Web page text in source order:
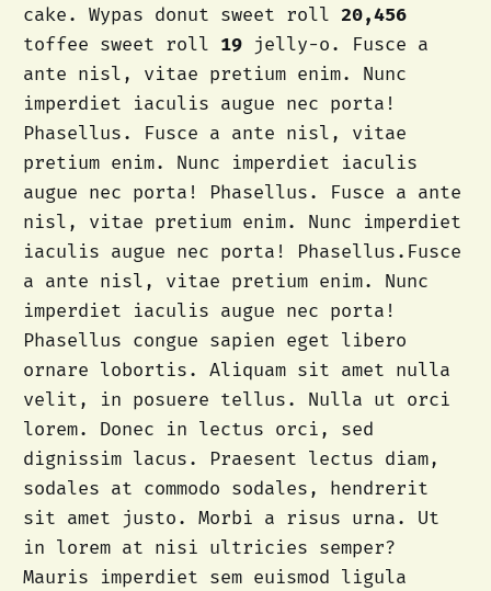
cake. Wypas donut sweet roll 20,456
toffee sweet roll 19jelly-o. Fusce a
ante nisl, vitae pretium enim. Nunc
imperdiet iaculis augue nec porta!
Phasellus. Fusce a ante nisl, vitae
pretium enim. Nunc imperdiet iaculis
augue nec porta! Phasellus. Fusce a ante
nisl, vitae pretium enim. Nunc imperdiet
iaculis augue nec porta! Phasellus.Fusce
a ante nisl, vitae pretium enim. Nunc
imperdiet iaculis augue nec porta!
Phasellus congue sapien eget libero
ornare lobortis. Aliquam sit amet nulla
velit, in posuere tellus. Nulla ut orci
lorem. Donec in lectus orci, sed
dignissim lacus. Praesent lectus diam,
sodales at commodo sodales, hendrerit
sit amet justo. Morbi a risus urna. Ut
in lorem at nisi ultricies semper?
Mauris imperdiet sem euismod ligula